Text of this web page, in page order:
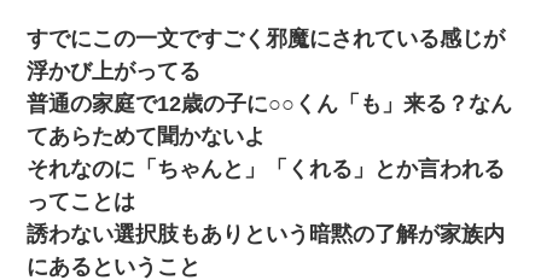
元旦那から復縁要請。息子「最新型のiPhoneも買えない貧乏は嫌
だ、再婚して」私「なら父親と暮らせ」息子「やった＾＾」私
（もう手遅れだったんだな…）
さっき嫁から、「愛しています」ってメールが届いた。俺も「愛
してます」って送ったら
わい(42)渋谷の夜のサービスで19の女の子にゴックンさせた結果
ｗｗｗｗｗｗｗｗ
すでにこの一文ですごく邪魔にされている感じが
浮かび上がってる
普通の家庭で12歳の子に○○くん「も」来る？なん
てあらためて聞かないよ
それなのに「ちゃんと」「くれる」とか言われる
ってことは
誘わない選択肢もありという暗黙の了解が家族内
にあるということ